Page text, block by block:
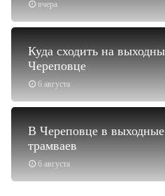
вчера
6 августа
Куда сходить на
Череповце
6 августа
В Череповце в
трамваев